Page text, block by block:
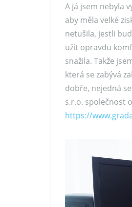
A já jsem nebyla
aby měla velké
netušila, jestli
užít opravdu
snažila. Takže
která se zabývá
dobře, nejedná
s.r.o. společnost
https://